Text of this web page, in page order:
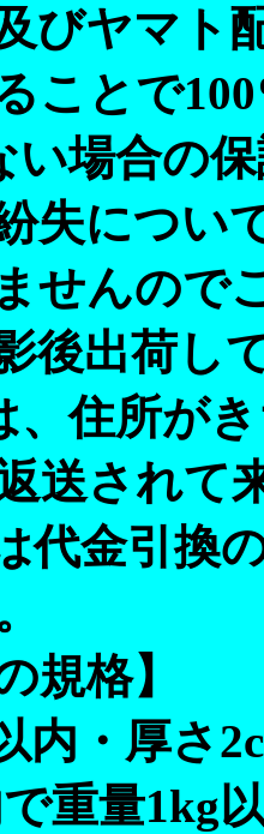
びヤマト
ことで
い場合の
失につい
せんので
後出荷し
、住所が
送されて
代金引換
規格】
内・厚さ
重量1kg